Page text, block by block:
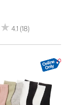
★
★ 4.1 (18)